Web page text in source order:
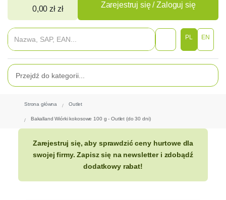
0,00 zł zł Zarejestruj się / Zaloguj się
PL EN
Strona główna Outlet
Bakalland Wiórki kokosowe 100 g - Outlet (do 30 dni)
Zarejestruj się, aby sprawdzić ceny hurtowe dla
swojej firmy. Zapisz się na newsletter i zdobądź
dodatkowy rabat!